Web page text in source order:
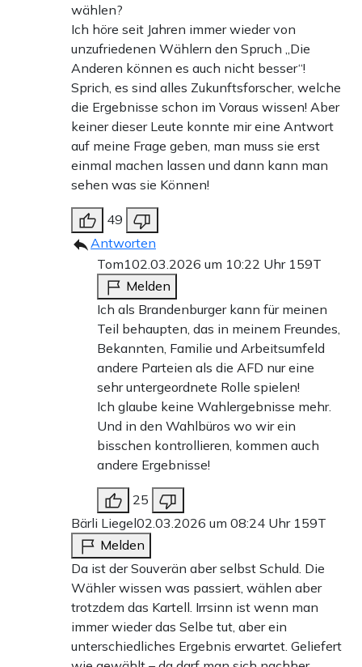
wählen?
Ich höre seit Jahren immer wieder von
unzufriedenen Wählern den Spruch „Die
Anderen können es auch nicht besser“!
Sprich, es sind alles Zukunftsforscher, welche
die Ergebnisse schon im Voraus wissen! Aber
keiner dieser Leute konnte mir eine Antwort
auf meine Frage geben, man muss sie erst
einmal machen lassen und dann kann man
sehen was sie Können!
49
Antworten
Tom102.03.2026 um 10:22 Uhr 159T
Melden
Ich als Brandenburger kann für meinen
Teil behaupten, das in meinem Freundes,
Bekannten, Familie und Arbeitsumfeld
andere Parteien als die AFD nur eine
sehr untergeordnete Rolle spielen!
Ich glaube keine Wahlergebnisse mehr.
Und in den Wahlbüros wo wir ein
bisschen kontrollieren, kommen auch
andere Ergebnisse!
25
Bärli Liegel02.03.2026 um 08:24 Uhr 159T
Melden
Da ist der Souverän aber selbst Schuld. Die
Wähler wissen was passiert, wählen aber
trotzdem das Kartell. Irrsinn ist wenn man
immer wieder das Selbe tut, aber ein
unterschiedliches Ergebnis erwartet. Geliefert